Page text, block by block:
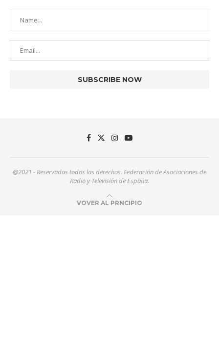
@2021 - Reservados todos los derechos. Federación de Asociaciones de
Radio y Televisión de España.
VOVER AL PRNCIPIO